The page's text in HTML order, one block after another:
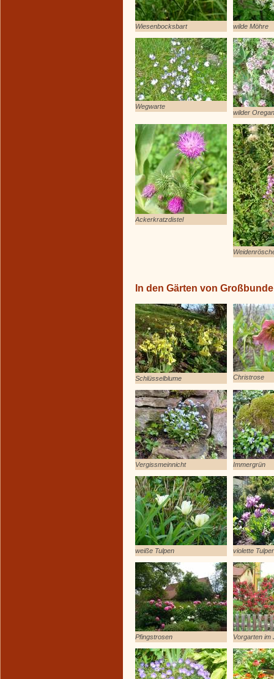
Wiesenbocksbart wilde Möhre
Wegwarte
wilder
Ackerkratzdistel
In den Gärten von
Schlüsselblume Christrose
Vergissmeinnicht Immergrün
weiße Tulpen violette
Pfingstrosen Vorgarten im